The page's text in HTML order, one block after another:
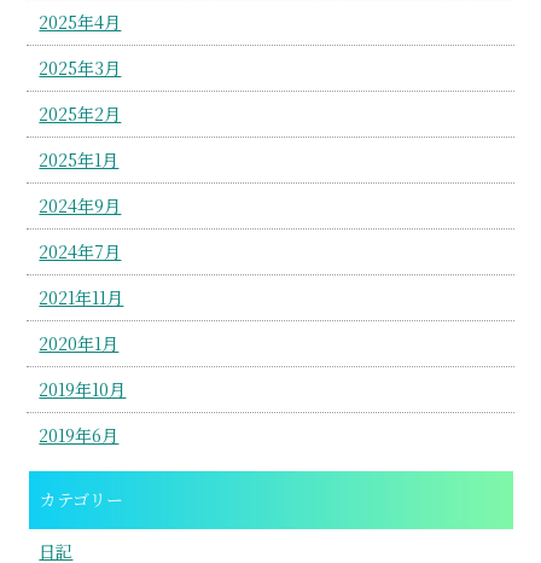
2025年4月
2025年3月
2025年2月
2025年1月
2024年9月
2024年7月
2021年11月
2020年1月
2019年10月
2019年6月
カテゴリー
日記